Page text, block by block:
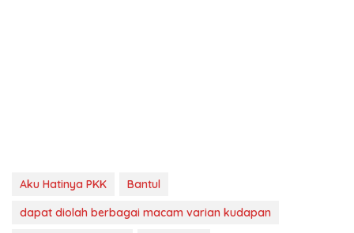
Aku Hatinya PKK
Bantul
dapat diolah berbagai macam varian kudapan